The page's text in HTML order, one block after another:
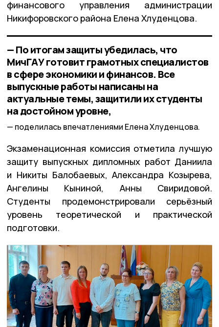
финансового управления администрации
Никифоровского района Елена Хлуденцова.
— По итогам защиты убедилась, что
МичГАУ готовит грамотных специалистов
в сфере экономики и финансов. Все
выпускные работы написаны на
актуальные темы, защитили их студенты
на достойном уровне,
поделилась впечатлениями Елена Хлуденцова.
Экзаменационная комиссия отметила лучшую
защиту выпускных дипломных работ Даниила
и Никиты Балобаевых, Александра Козырева,
Ангелины Кыниной, Анны Свиридовой.
Студенты продемонстрировали серьёзный
уровень теоретической и практической
подготовки.